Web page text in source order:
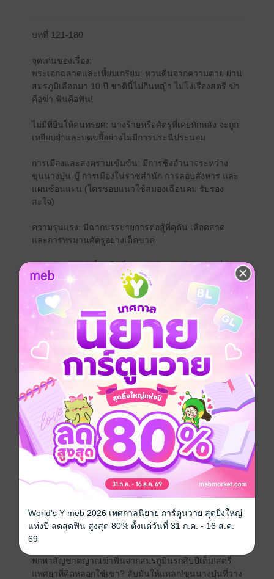
บทที่ 121-180
จุดเด่นของเรื่อง:
พระเอกฉลาดและเหี้ยมเกรียม: หวนคืนจากความตาย ผ่าน
สมรภูมิเลือดมา 10 ปี ชาตินี้ไม่กินหญ้า ไม่โง่เรื่องสตรี ฆ่า
คือฆ่า ฟันคือฟัน!
ไม่มีที่ยืนให้คนทรยศ: นางร้ายหรือศัตรูที่เคยหักหลัง จะถูก
เหยียบย่ำและบดขยี้อย่างไม่มีการประนีประนอม
การเมืองและสงครามเข้มข้น: มีการชิงอำนาจระหว่าง
ขุนนางบุ๋น-บู๊ การเมืองในราชสำนัก การลอบสังหาร และ
แผนซ้อนแผน (ใครชอบแนวใช้สมองเฉือนคม รับรอง
สะใจ)
ความรุนแรง: มีฉากบรรยายการต่อสู้ที่ดุดัน เลือดสาด
และการทรมานศัตรูอย่างเด็ดขาด
"ปราศจากระบบชี้นำ ไร้ซึ่งพลังเหนือมนุษย์... อาวุธที่
อันตรายที่สุดของ 'จ้าวหนิง' ไม่ใช่คมดาบ แต่คือ 'อนาคต'
ที่เขารู้ล่วงหน้า และความแค้นที่พร้อมจะเผาผลาญทุกคนที่
ขวางทาง!"
(หากคุณชอบพระเอกสายดาร์กที่กางปีกปกป้องตระกูล แต่
พร้อมจะเป็นปีศาจฉีกร่างศัตรู... กดเข้าชั้นหนังสือได้เลย!)
‘จ้าวหนิง’ ทายาทเพียงหนึ่งเดียวแห่งตระกูลขุนนางบู๊อันดับ
หนึ่งของราชวงศ์ต้าฉี เคยถูกเย้ยหยันว่าเป็นเพียงคุณชายดี
แต่เปลือก เขาถูกคนรักหักหลัง ถูกขุนนางในราชสำนักรุม
ทึ้ง และถูกทัพต่างแคว้นกวาดล้างจนตระกูลพินาศย่อยยับ
ไม่เหลือชิ้นดี
แต่เมื่อโชคชะตาเล่นตลก พาวิญญาณขุนศึกเดนตายที่
เคียดแค้น ย้อนเวลากลับมาสิงอยู่ในร่างตัวเองวัย 16 ปี...
กระดานหมากแห่งการนองเลือดจึงถูกพลิกกลับ!
พกพาสัญชาตญาณฆ่าฟันจากสมรภูมินรกสิบปีเต็ม!สตรี
แพศยาที่คิดหลอกใช้เขา? สับมันให้แหลก!ขุนนางบุ๋นที่วาง
World's Y meb 2026 เทศกาลนิยาย การ์ตูนวาย สุดยิ่งใหญ่
แห่งปี ลดสุดฟิน สูงสุด 80% ตั้งแต่วันที่ 31 ก.ค. - 16 ส.ค.
69